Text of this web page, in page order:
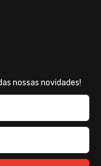
nossas novidades!